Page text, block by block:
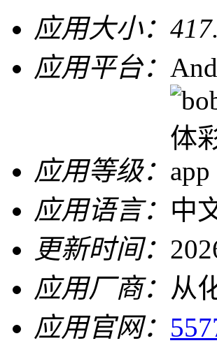
应用大小：
应用平台：
应用等级：
应用语言： 中
更新时间：
应用厂商： 从
应用官网：